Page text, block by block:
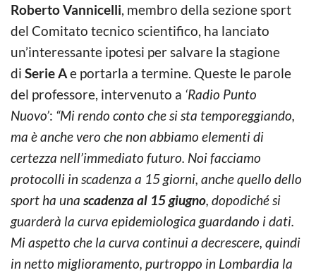
Roberto Vannicelli, membro della sezione sport
del Comitato tecnico scientifico, ha lanciato
un’interessante ipotesi per salvare la stagione
di Serie Ae portarla a termine. Queste le parole
del professore, intervenuto a ‘Radio Punto
Nuovo’: “Mi rendo conto che si sta temporeggiando,
ma è anche vero che non abbiamo elementi di
certezza nell’immediato futuro. Noi facciamo
protocolli in scadenza a 15 giorni, anche quello dello
sport ha una scadenza al 15 giugno, dopodiché si
guarderà la curva epidemiologica guardando i dati.
Mi aspetto che la curva continui a decrescere, quindi
in netto miglioramento, purtroppo in Lombardia la